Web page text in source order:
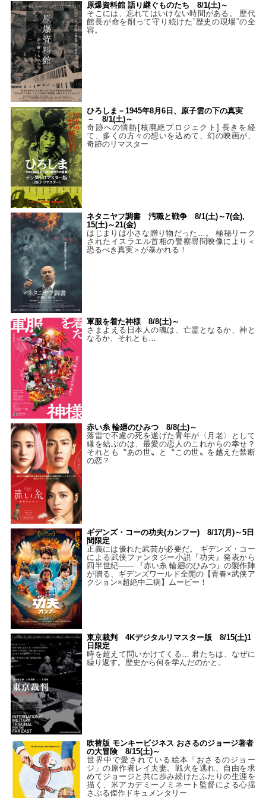
原爆資料館 語り継ぐものたち 8/1(土)～
そこには、忘れてはいけない時間がある。 歴代
館長が命を削って守り続けた”歴史の現場”の全
容。
ひろしま－1945年8月6日、原子雲の下の真実
－ 8/1(土)～
奇跡への情熱[核廃絶プロジェクト] 長きを経
て、多くの方々の想いを込めて、幻の映画が、
奇跡のリマスター
ネタニヤフ調書 汚職と戦争 8/1(土)～7(金),
15(土)～21(金)
はじまりは小さな贈り物だった…。 極秘リーク
されたイスラエル首相の警察尋問映像により＜
恐るべき真実＞が暴かれる！
軍服を着た神様 8/8(土)～
さまよえる日本人の魂は、亡霊となるか、神と
なるか、それとも…
赤い糸 輪廻のひみつ 8/8(土)～
落雷で不慮の死を遂げた青年が〈月老〉として
縁を結ぶのは、最愛の恋人のこれからの幸せ？
それとも〝あの世〟と〝この世〟を越えた禁断
の恋？
ギデンズ・コーの功夫(カンフー) 8/17(月)～5日
間限定
正義には優れた武芸が必要だ。 ギデンズ・コー
による武侠ファンタジー小説『功夫』発表から
四半世紀―― 『赤い糸 輪廻のひみつ』の製作陣
が贈る、ギデンズワールド全開の【青春×武侠ア
クション×超絶中二病】ムービー！
東京裁判 4Kデジタルリマスター版 8/15(土)1
日限定
時を超えて問いかけてくる… 君たちは、なぜに
繰り返す。歴史から何を学んだのかと。
吹替版 モンキービジネス おさるのジョージ著者
の大冒険 8/15(土)～
世界中で愛されている絵本「おさるのジョー
ジ」の原作者レイ夫妻。戦火を逃れ、自由を求
めてジョージと共に歩み続けたふたりの生涯を
描く、米アカデミーノミネート監督による心揺
さぶる傑作ドキュメンタリー